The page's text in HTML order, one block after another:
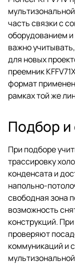
часть связки с
оборудованием
важно
для новых
преемник
формат
рамках той же
Подбор и
При подборе
трассировку
конденсата и
напольно-
свободная зона
возможность
конструкций. При
проверяют
коммуникаций и